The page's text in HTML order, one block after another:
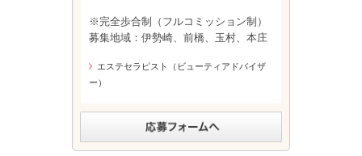
※完全歩合制（フルコミッション制）
募集地域：伊勢崎、前橋、玉村、本庄
エステセラピスト（ビューティアドバイザ
ー）